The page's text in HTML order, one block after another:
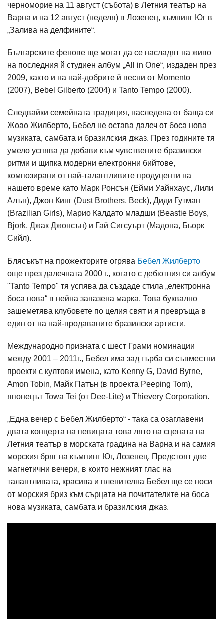
черноморие на 11 август (събота) в Летния театър на
Варна и на 12 август (неделя) в Лозенец, къмпинг Юг в
„Залива на делфините“.
Българските фенове ще могат да се насладят на живо
на последния й студиен албум „All in One“, издаден през
2009, както и на най-добрите й песни от Momento
(2007), Bebel Gilberto (2004) и Tanto Tempo (2000).
Следвайки семейната традиция, наследена от баща си
Жоао Жилберто, Бебел не остава далеч от боса нова
музиката, самбата и бразилския джаз. През годините тя
умело успява да добави към чувствените бразилски
ритми и щипка модерни електронни бийтове,
композирани от най-талантливите продуценти на
нашето време като Марк Ронсън (Ейми Уайнхаус, Лили
Алън), Джон Кинг (Dust Brothers, Beck), Диди Гутман
(Brazilian Girls), Марио Кaлдатo младши (Beastie Boys,
Bjork, Джак Джонсън) и Гай Сигсуърт (Мадона, Бьорк
Сийл).
Блясъкът на прожекторите огрява Бебел Жилберто
още през далечната 2000 г., когато с дебютния си албум
"Tanto Tempo" тя успява да създаде стила „електронна
боса нова“ в нейна запазена марка. Това буквално
зашеметява клубовете по целия свят и я превръща в
един от на най-продаваните бразилски артисти.
Международно призната с шест Грами номинации
между 2001 – 2011г., Бебел има зад гърба си съвместни
проекти с култови имена, като Kenny G, David Byrne,
Amon Tobin, Майк Патън (в проекта Peeping Tom),
японeцът Towa Tei (от Dee-Lite) и Thievery Corporation.
„Една вечер с Бебел Жилберто“ - така са озаглавени
двата концерта на певицата това лято на сцената на
Летния театър в морската градина на Варна и на самия
морския бряг на къмпинг Юг, Лозенец. Предстоят две
магнетични вечери, в които нежният глас на
талантливата, красива и пленителна Бебел ще се носи
от морския бриз към сърцата на почитателите на боса
нова музиката, самбата и бразилския джаз.